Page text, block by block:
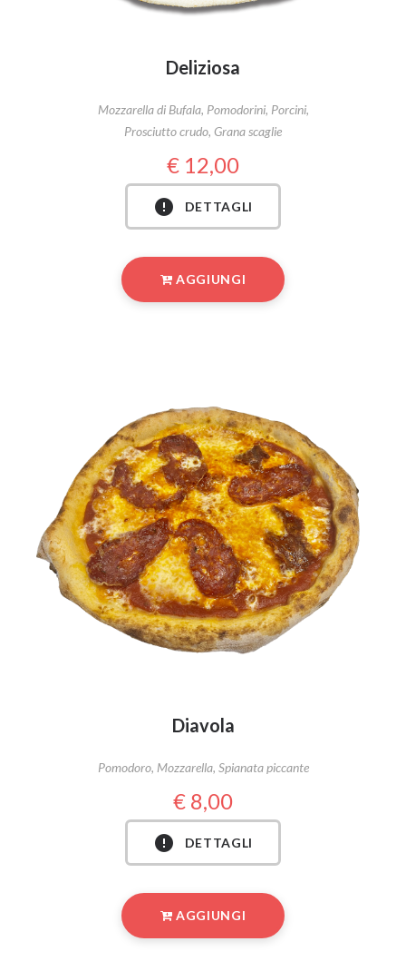
Deliziosa
Mozzarella di Bufala, Pomodorini, Porcini,
Prosciutto crudo, Grana scaglie
12,00
DETTAGLI
AGGIUNGI
Diavola
Pomodoro, Mozzarella, Spianata piccante
8,00
DETTAGLI
AGGIUNGI